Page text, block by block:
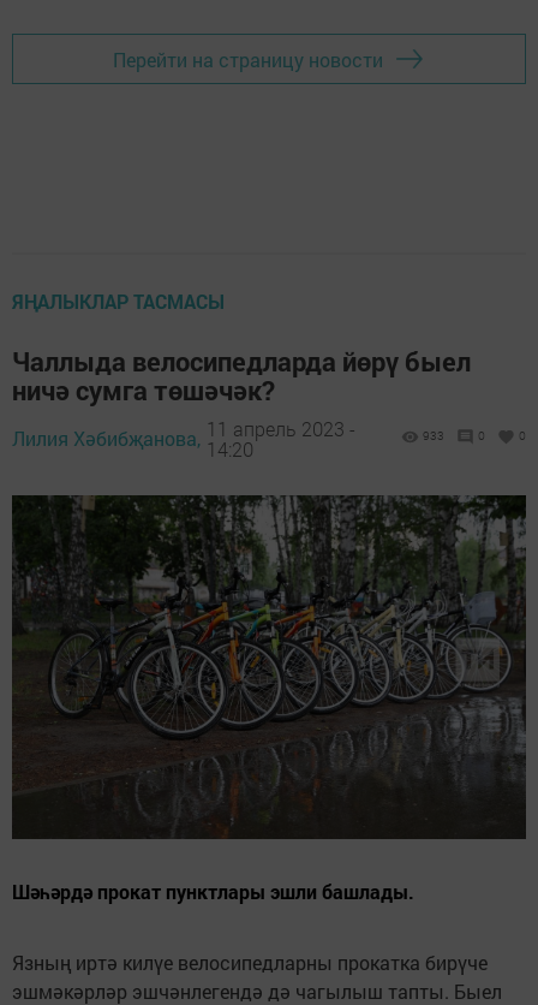
Перейти на страницу новости
ЯҢАЛЫКЛАР ТАСМАСЫ
Чаллыда велосипедларда йөрү быел
ничә сумга төшәчәк?
Лилия Хәбибҗанова, 11 апрель 2023 -
14:20
933 0 0
Шәһәрдә прокат пунктлары эшли башлады.
Язның иртә килүе велосипедларны прокатка бирүче
эшмәкәрләр эшчәнлегендә дә чагылыш тапты. Быел